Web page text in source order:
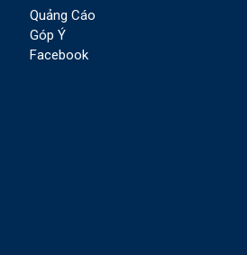
Quảng Cáo
Góp Ý
Facebook